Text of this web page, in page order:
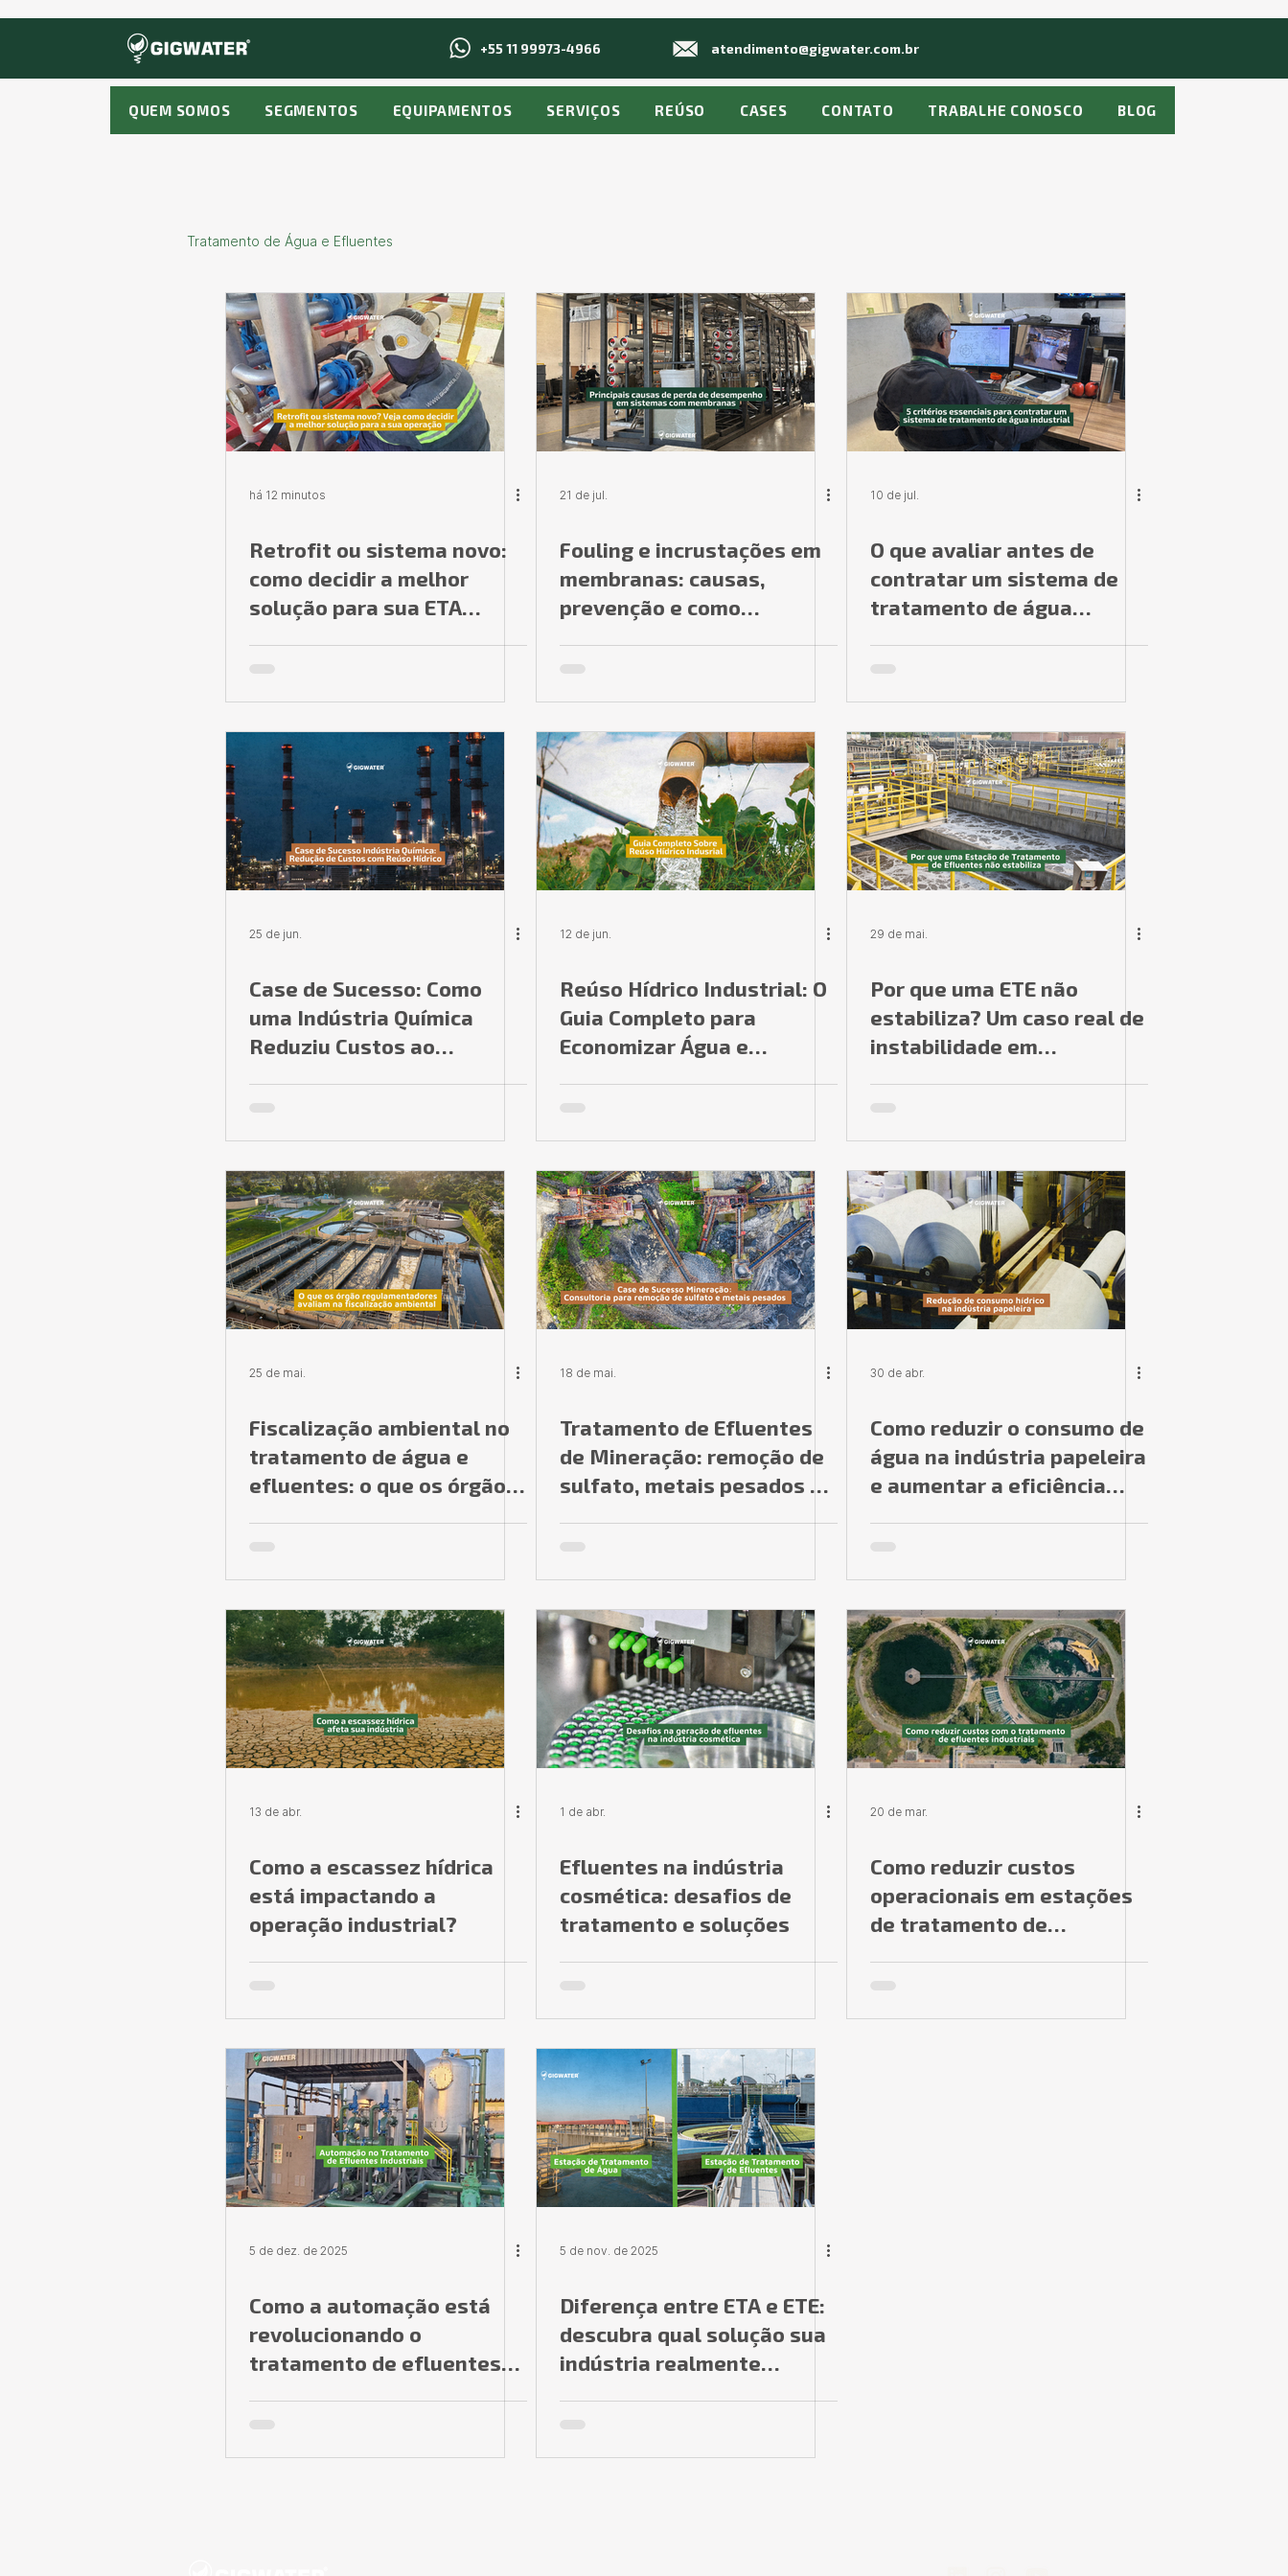
+55 11 99973-4966 atendimento@gigwater.com.br
QUEM SOMOS SEGMENTOS EQUIPAMENTOS SERVIÇOS REÚSO CASES CONTATO TRABALHE CONOSCO BLOG
Tratamento de Água e Efluentes
há 12 minutos
Retrofit ou sistema novo:
como decidir a melhor
solução para sua ETA
21 de jul.
Fouling e incrustações em
membranas: causas,
prevenção e como
10 de jul.
O que avaliar antes de
contratar um sistema de
tratamento de água
25 de jun.
Case de Sucesso: Como
uma Indústria Química
Reduziu Custos ao
12 de jun.
Reúso Hídrico Industrial: O
Guia Completo para
Economizar Água e
29 de mai.
Por que uma ETE não
estabiliza? Um caso real de
instabilidade em
25 de mai.
Fiscalização ambiental no
tratamento de água e
efluentes: o que os órgãos
18 de mai.
Tratamento de Efluentes
de Mineração: remoção de
sulfato, metais pesados e
30 de abr.
Como reduzir o consumo de
água na indústria papeleira
e aumentar a eficiência
13 de abr.
Como a escassez hídrica
está impactando a
operação industrial?
1 de abr.
Efluentes na indústria
cosmética: desafios de
tratamento e soluções
20 de mar.
Como reduzir custos
operacionais em estações
de tratamento de
5 de dez. de 2025
Como a automação está
revolucionando o
tratamento de efluentes
5 de nov. de 2025
Diferença entre ETA e ETE:
descubra qual solução sua
indústria realmente